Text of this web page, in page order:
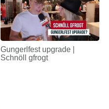
Gungerlfest upgrade |
Schnöll gfrogt